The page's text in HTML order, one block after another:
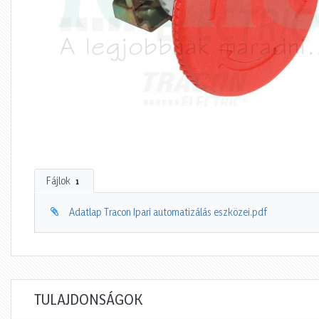
Fájlok 1
Adatlap Tracon Ipari automatizálás eszközei.pdf
TULAJDONSÁGOK